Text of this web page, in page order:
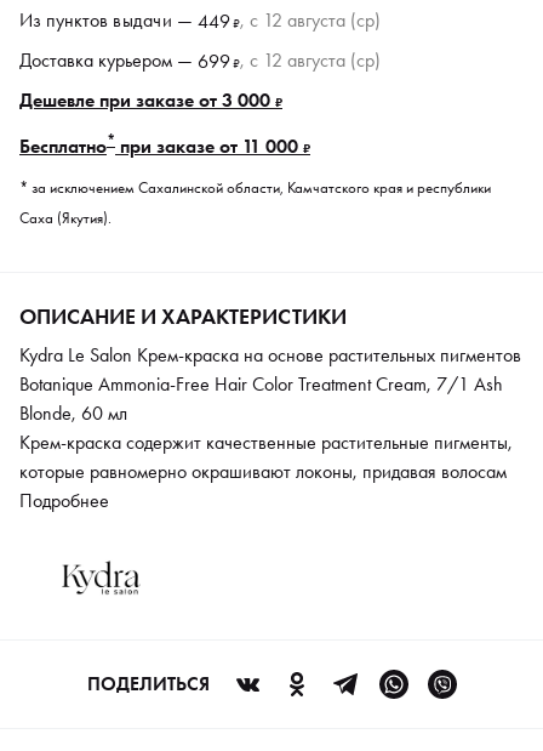
Из пунктов выдачи — 449₽, c 12 августа (ср)
Доставка курьером — 699₽, c 12 августа (ср)
Дешевле при заказе от 3 000 ₽
Бесплатно* при заказе от 11 000 ₽
* за исключением Сахалинской области, Камчатского края и республики
Саха (Якутия).
ОПИСАНИЕ И ХАРАКТЕРИСТИКИ
Kydra Le Salon Крем-краска на основе растительных пигментов
Botanique Ammonia-Free Hair Color Treatment Cream, 7/1 Ash
Blonde, 60 мл
Крем-краска содержит качественные растительные пигменты,
которые равномерно окрашивают локоны, придавая волосам
насыщенный и стойкий оттенок. Краситель Botanique
Подходит для работы с раннее окрашенными и
обесцвеченными прядями. Отлично окрашивает седину и
Подробнее
ПОДЕЛИТЬСЯ